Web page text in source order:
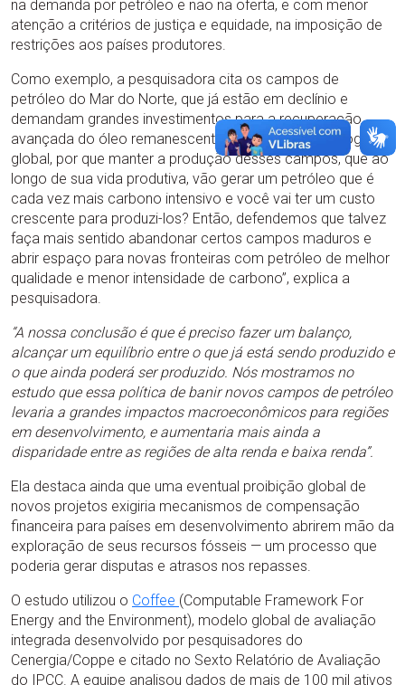
na demanda por petróleo e não na oferta, e com menor
atenção a critérios de justiça e equidade, na imposição de
restrições aos países produtores.
Como exemplo, a pesquisadora cita os campos de
petróleo do Mar do Norte, que já estão em declínio e
demandam grandes investimentos para a recuperação
avançada do óleo remanescente. “Pensando numa lógica
global, por que manter a produção desses campos, que ao
longo de sua vida produtiva, vão gerar um petróleo que é
cada vez mais carbono intensivo e você vai ter um custo
crescente para produzi-los? Então, defendemos que talvez
faça mais sentido abandonar certos campos maduros e
abrir espaço para novas fronteiras com petróleo de melhor
qualidade e menor intensidade de carbono”, explica a
pesquisadora.
“A nossa conclusão é que é preciso fazer um balanço,
alcançar um equilíbrio entre o quejá está sendo produzido e
o que ainda poderá ser produzido. Nósmostramosno
estudo que essa política de banir novos campos de petróleo
levaria a grandes impactos macroeconômicos para regiões
em desenvolvimento, e aumentaria mais ainda a
disparidade entre as regiões de alta renda e baixa renda”.
Ela destaca ainda que uma eventual proibição global de
novos projetos exigiria mecanismos de compensação
financeira para países em desenvolvimento abrirem mão da
exploração de seus recursos fósseis — um processo que
poderia gerar disputas e atrasos nos repasses.
O estudo utilizou o Coffee (Computable Framework For
Energy and the Environment), modelo global de avaliação
integrada desenvolvido por pesquisadores do
Cenergia/Coppe e citado no Sexto Relatório de Avaliação
do IPCC. A equipe analisou dados de mais de 100 mil ativos